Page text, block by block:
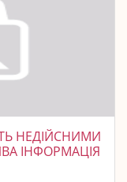
НЕДІЙСНИМИ
ІНФОРМАЦІЯ